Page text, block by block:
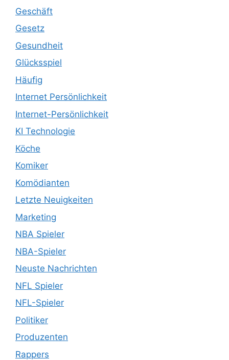
Geschäft
Gesetz
Gesundheit
Glücksspiel
Häufig
Internet Persönlichkeit
Internet-Persönlichkeit
KI Technologie
Köche
Komiker
Komödianten
Letzte Neuigkeiten
Marketing
NBA Spieler
NBA-Spieler
Neuste Nachrichten
NFL Spieler
NFL-Spieler
Politiker
Produzenten
Rappers